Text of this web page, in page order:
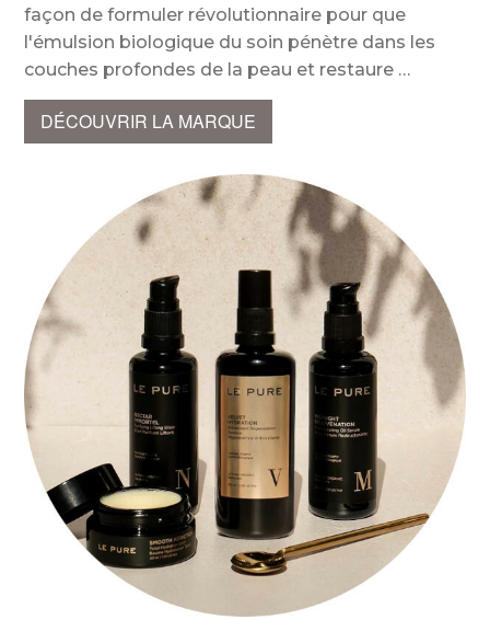
façon de formuler révolutionnaire pour que
l'émulsion biologique du soin pénètre dans les
couches profondes de la peau et restaure
DÉCOUVRIR LA MARQUE